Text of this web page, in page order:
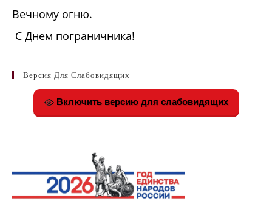
Вечному огню.
С Днем пограничника!
Версия Для Слабовидящих
Включить версию для слабовидящих